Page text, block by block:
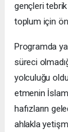
gençleri tebrik
toplum için
Programda
süreci
yolculuğu
etmenin İslam
hafızların
ahlakla